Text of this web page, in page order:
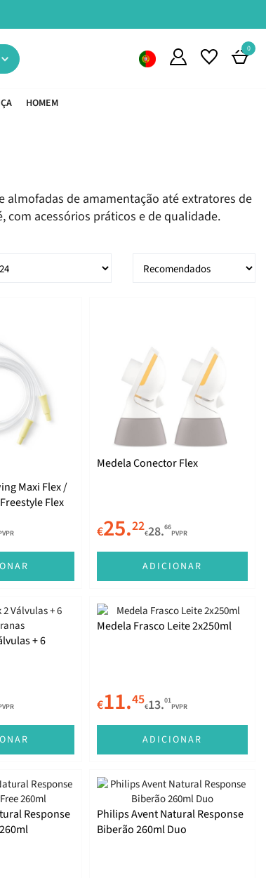
0
HOMEM
almofadas de amamentação até extratores de
com acessórios práticos e de qualidade.
Maxi Flex /
Flex
Medela Conector Flex
€25.22€28.66
PVPR
ADICIONAR
+ 6
Medela Frasco Leite 2x250ml
€11.45€13.01
PVPR
ADICIONAR
Response
Philips Avent Natural Response
Biberão 260ml Duo